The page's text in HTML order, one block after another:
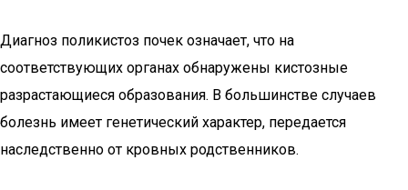
Диагноз поликистоз почек означает, что на
соответствующих органах обнаружены кистозные
разрастающиеся образования. В большинстве случаев
болезнь имеет генетический характер, передается
наследственно от кровных родственников.